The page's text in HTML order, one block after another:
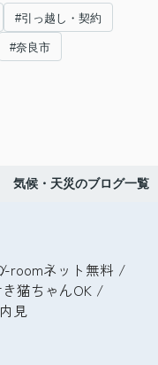
#引っ越し・契約
#奈良市
気候・天災のブログ一覧
roomネット無料
猫ちゃんOK
見